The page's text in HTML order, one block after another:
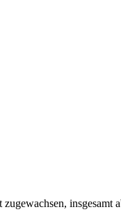
insgesamt